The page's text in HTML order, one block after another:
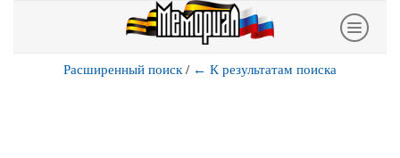
Расширенный поиск / ← К результатам поиска